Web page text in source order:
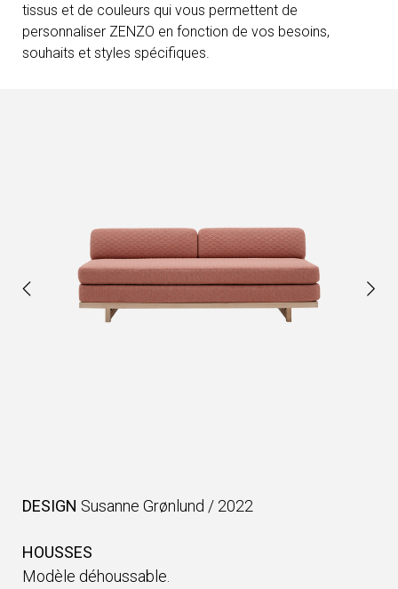
tissus et de couleurs qui vous permettent de
personnaliser ZENZO en fonction de vos besoins,
souhaits et styles spécifiques.
DESIGN Susanne Grønlund / 2022
HOUSSES
Modèle déhoussable.